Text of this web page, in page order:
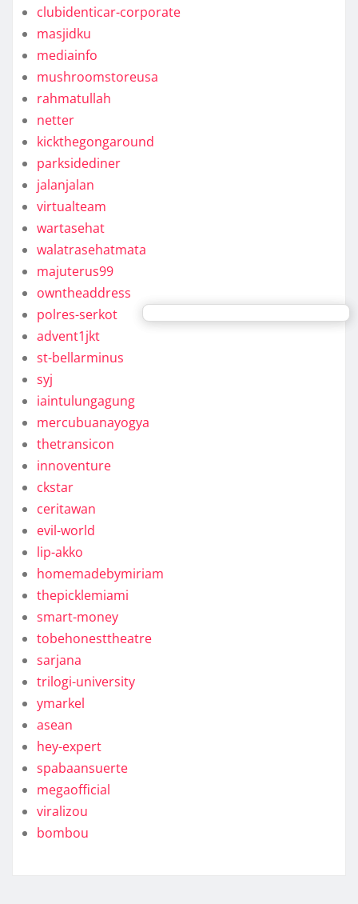
clubidenticar-corporate
masjidku
mediainfo
mushroomstoreusa
rahmatullah
netter
kickthegongaround
parksidediner
jalanjalan
virtualteam
wartasehat
walatrasehatmata
majuterus99
owntheaddress
polres-serkot
advent1jkt
st-bellarminus
syj
iaintulungagung
mercubuanayogya
thetransicon
innoventure
ckstar
ceritawan
evil-world
lip-akko
homemadebymiriam
thepicklemiami
smart-money
tobehonesttheatre
sarjana
trilogi-university
ymarkel
asean
hey-expert
spabaansuerte
megaofficial
viralizou
bombou